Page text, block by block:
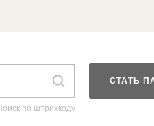
по штрихкоду
СТАТЬ